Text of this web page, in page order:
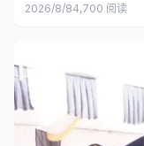
2026/8/84,700 阅读